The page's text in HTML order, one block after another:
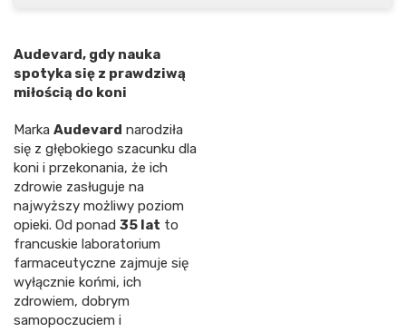
Audevard, gdy nauka
spotyka się z prawdziwą
miłością do koni
Marka Audevard narodziła
się z głębokiego szacunku dla
koni i przekonania, że ich
zdrowie zasługuje na
najwyższy możliwy poziom
opieki. Od ponad 35 lat to
francuskie laboratorium
farmaceutyczne zajmuje się
wyłącznie końmi, ich
zdrowiem, dobrym
samopoczuciem i